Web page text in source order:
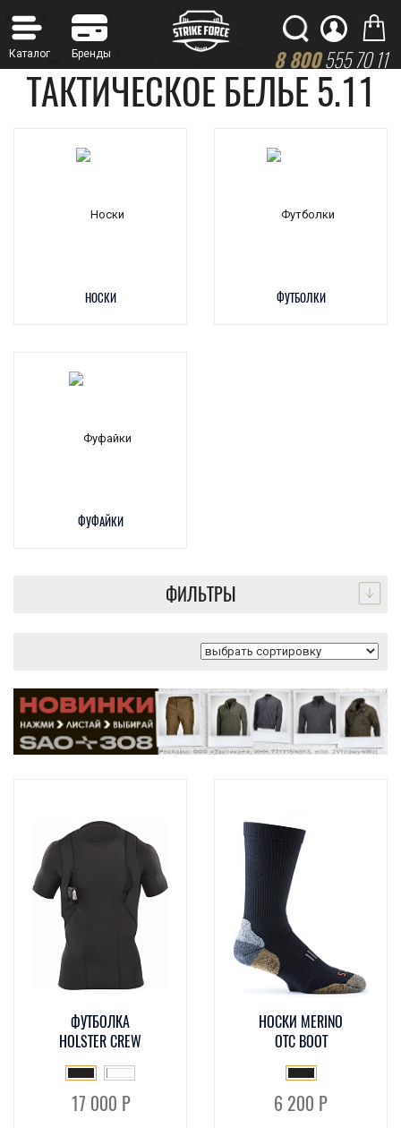
8 800555 70 11
ТАКТИЧЕСКОЕ БЕЛЬЕ 5.11
НОСКИ ФУТБОЛКИ
ФУФАЙКИ
ФИЛЬТРЫ
ФУТБОЛКА
HOLSTER CREW
17 000 Р
НОСКИ MERINO
OTC BOOT
6 200 Р